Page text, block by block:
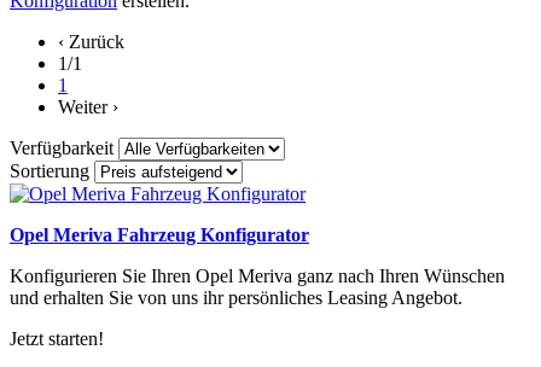
‹ Zurück
1/1
1
Weiter ›
Verfügbarkeit
Sortierung
Opel Meriva Fahrzeug Konfigurator
Konfigurieren Sie Ihren Opel Meriva ganz nach Ihren Wünschen
und erhalten Sie von uns ihr persönliches Leasing Angebot.
Jetzt starten!